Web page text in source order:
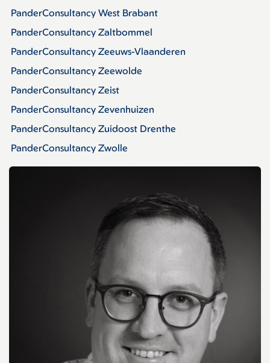
PanderConsultancy West Brabant
PanderConsultancy Zaltbommel
PanderConsultancy Zeeuws-Vlaanderen
PanderConsultancy Zeewolde
PanderConsultancy Zeist
PanderConsultancy Zevenhuizen
PanderConsultancy Zuidoost Drenthe
PanderConsultancy Zwolle